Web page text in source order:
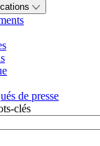
de presse
clés